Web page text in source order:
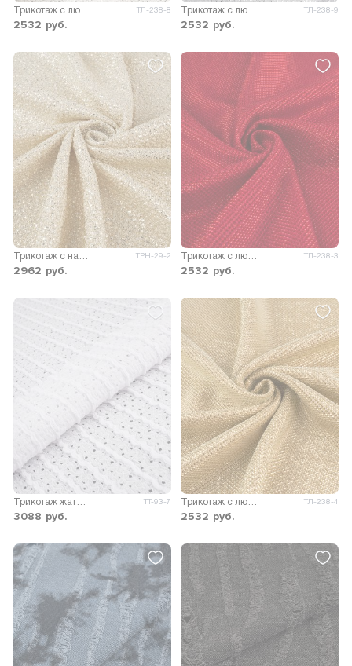
ТЛ-238-8
2532 руб.
ТЛ-238-9
2532 руб.
ТРН-29-2
2962 руб.
ТЛ-238-3
2532 руб.
ТТ-93-7
3088 руб.
ТЛ-238-4
2532 руб.